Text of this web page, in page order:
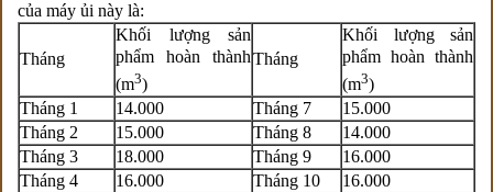
của máy ủi này là:
Tháng
Khối lượng sản
phẩm hoàn thành
(m3)
Tháng
Khối lượng sản
phẩm hoàn thành
(m3)
Tháng 1
14.000 Tháng 7
15.000
Tháng 2
15.000 Tháng 8
14.000
Tháng 3
18.000 Tháng 9
16.000
Tháng 4
16.000 Tháng 10
16.000